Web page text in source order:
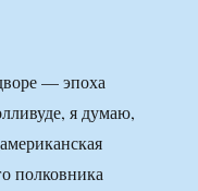
— эпоха
я думаю,
полковника